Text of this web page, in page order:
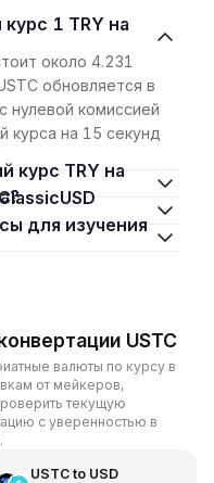
около 4.231
обновляется в
нулевой комиссией
курса на 15 секунд
USTC
валюты по курсу в
от мейкеров,
текущую
с уверенностью в
USTCto USD